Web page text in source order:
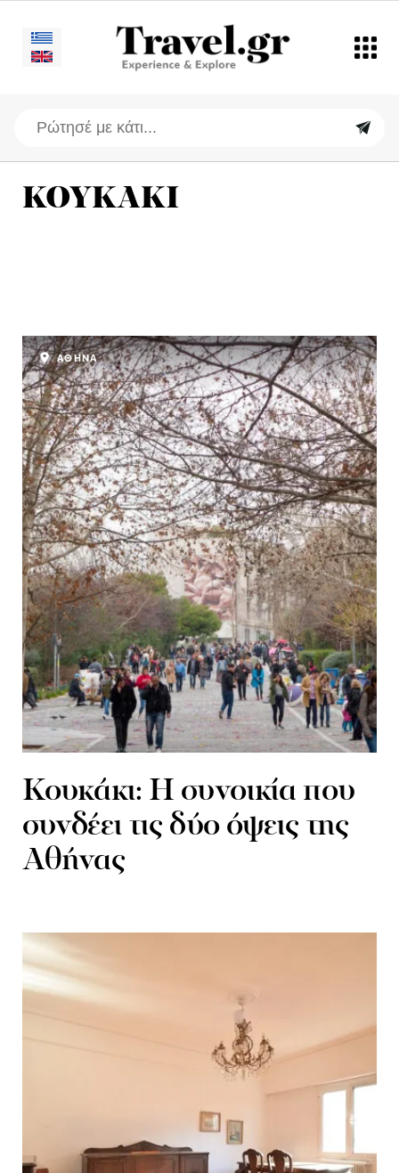
ΚΟΥΚΑΚΙ
Κουκάκι: Η συνοικία που
συνδέει τις δύο όψεις της
Αθήνας
ΑΘΗΝΑ